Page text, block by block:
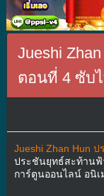
Jueshi
ตอนที่ 4 ซับ
Jueshi Zhan Hun
ประชันยุทธ์สะท้านฟ้
การ์ตูนออนไลน์ อนิเ